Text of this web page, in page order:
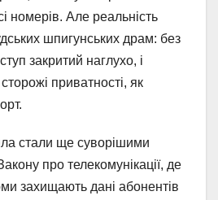
номерів. Але реальність
шпигунських драм: без
закритий наглухо, і
приватності, як
стали ще суворішими
про телекомунікації, де
захищають дані абонентів